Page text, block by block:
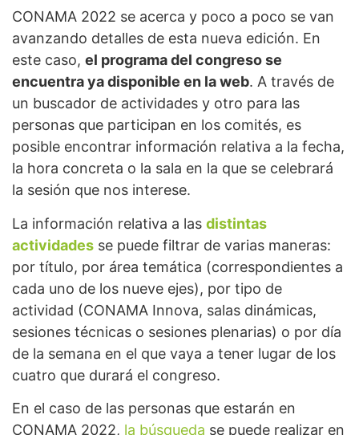
CONAMA 2022 se acerca y poco a poco se van
avanzando detalles de esta nueva edición. En
este caso, el programa del congreso se
encuentra ya disponible en la web. A través de
un buscador de actividades y otro para las
personas que participan en los comités, es
posible encontrar información relativa a la fecha,
la hora concreta o la sala en la que se celebrará
la sesión que nos interese.
La información relativa a las distintas
actividades se puede filtrar de varias maneras:
por título, por área temática (correspondientes a
cada uno de los nueve ejes), por tipo de
actividad (CONAMA Innova, salas dinámicas,
sesiones técnicas o sesiones plenarias) o por día
de la semana en el que vaya a tener lugar de los
cuatro que durará el congreso.
En el caso de las personas que estarán en
CONAMA 2022, la búsqueda se puede realizar en